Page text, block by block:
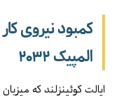
کمبود نیروی
المپیک ۲۰۳۲